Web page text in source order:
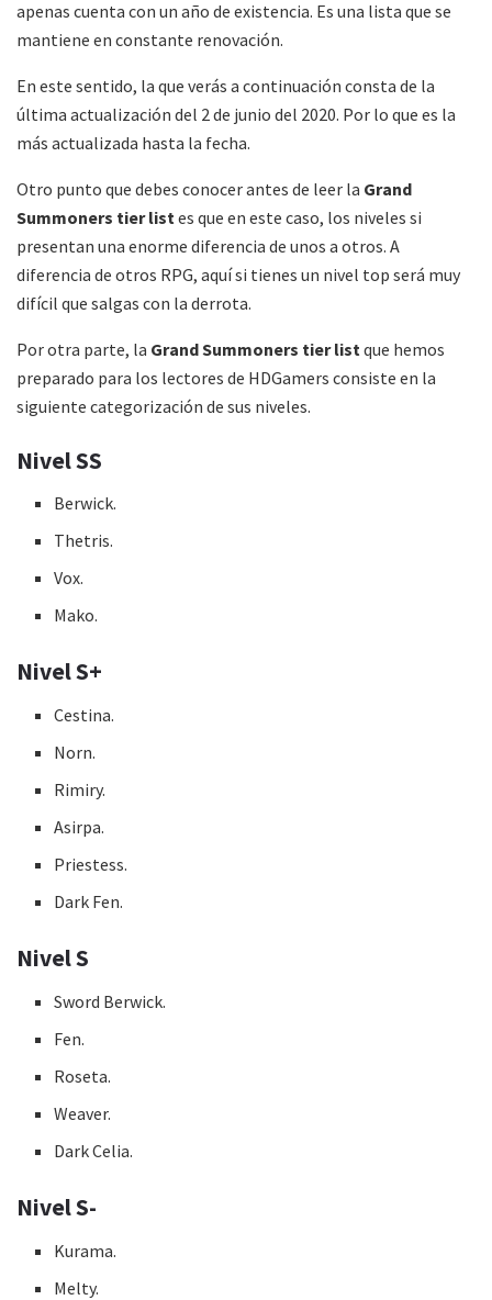
apenas cuenta con un año de existencia. Es una lista que se
mantiene en constante renovación.
En este sentido, la que verás a continuación consta de la
última actualización del 2 de junio del 2020. Por lo que es la
más actualizada hasta la fecha.
Otro punto que debes conocer antes de leer la Grand
Summoners tier list es que en este caso, los niveles si
presentan una enorme diferencia de unos a otros. A
diferencia de otros RPG, aquí si tienes un nivel top será muy
difícil que salgas con la derrota.
Por otra parte, la Grand Summoners tier list que hemos
preparado para los lectores de HDGamers consiste en la
siguiente categorización de sus niveles.
Nivel SS
Berwick.
Thetris.
Vox.
Mako.
Nivel S+
Cestina.
Norn.
Rimiry.
Asirpa.
Priestess.
Dark Fen.
Nivel S
Sword Berwick.
Fen.
Roseta.
Weaver.
Dark Celia.
Nivel S-
Kurama.
Melty.